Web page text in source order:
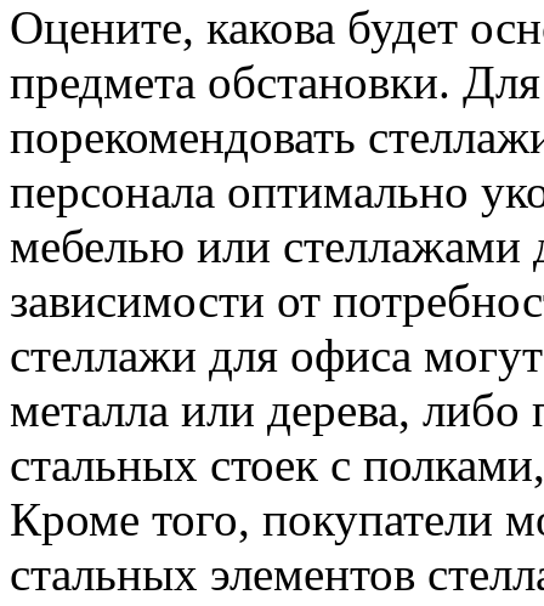
Оцените, какова будет
предмета обстановки.
порекомендовать
персонала оптимально
мебелью или стеллажами
зависимости от
стеллажи для офиса
металла или дерева, либо
стальных стоек с
Кроме того, покупатели
стальных элементов